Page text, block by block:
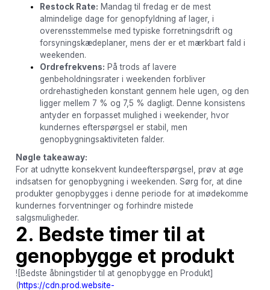
Restock Rate: Mandag til fredag er de mest
almindelige dage for genopfyldning af lager, i
overensstemmelse med typiske forretningsdrift og
forsyningskædeplaner, mens der er et mærkbart fald i
weekenden.
Ordrefrekvens: På trods af lavere
genbeholdningsrater i weekenden forbliver
ordrehastigheden konstant gennem hele ugen, og den
ligger mellem 7 % og 7,5 % dagligt. Denne konsistens
antyder en forpasset mulighed i weekender, hvor
kundernes efterspørgsel er stabil, men
genopbygningsaktiviteten falder.
Nøgle takeaway:
For at udnytte konsekvent kundeefterspørgsel, prøv at øge
indsatsen for genopbygning i weekenden. Sørg for, at dine
produkter genopbygges i denne periode for at imødekomme
kundernes forventninger og forhindre mistede
salgsmuligheder.
2. Bedste timer til at
genopbygge et produkt
![Bedste åbningstider til at genopbygge en Produkt]
(https://cdn.prod.website-